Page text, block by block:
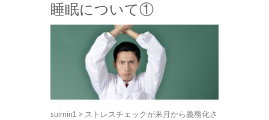
睡眠について①
suimin1 > ストレスチェックが来月から義務化さ